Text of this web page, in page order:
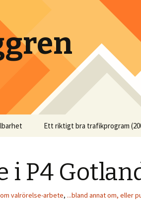
Ett riktigt bra trafikprogram
i P4
valrörelse-arbete, ...bland annat om, eller